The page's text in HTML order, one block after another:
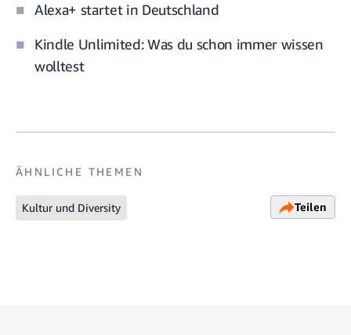
Alexa+ startet in Deutschland
Kindle Unlimited: Was du schon immer wissen
wolltest
ÄHNLICHE THEMEN
Kultur und Diversity Teilen